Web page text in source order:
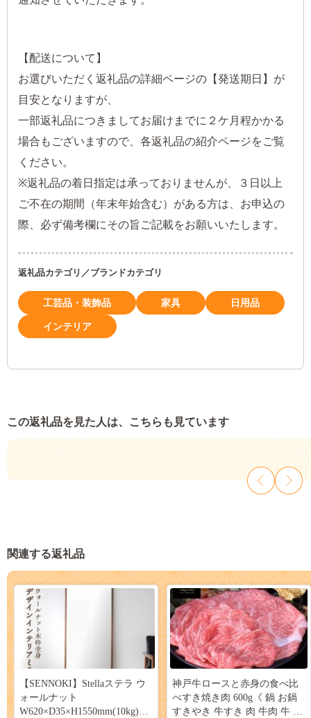
【配送について】
お選びいただく返礼品の詳細ページの【発送期日】が
目安となりますが、
一部返礼品につきましてお届けまでに２ケ月程かかる
場合もございますので、各返礼品の紹介ページをご覧
ください。
※返礼品の着日指定は承っておりませんが、３日以上
ご不在の期間（年末年始含む）がある方は、お申込の
際、必ず備考欄にその旨ご記載をお願いいたします。
返礼品カテゴリ／ブランドカテゴリ
工芸品・装飾品 家具 日用品
インテリア
この返礼品を見た人は、こちらも見ています
関連する返礼品
【SENNOKI】Stellaステラ ウ
ォールナット
W620×D35×H1550mm(10kg)木
神戸牛ロースと赤身の食べ比
べすき焼き肉 600g《 鍋 お鍋
すきやき 牛すき 肉 牛肉 牛 神